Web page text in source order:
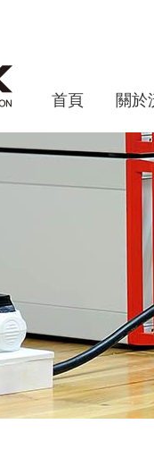
首頁 關於